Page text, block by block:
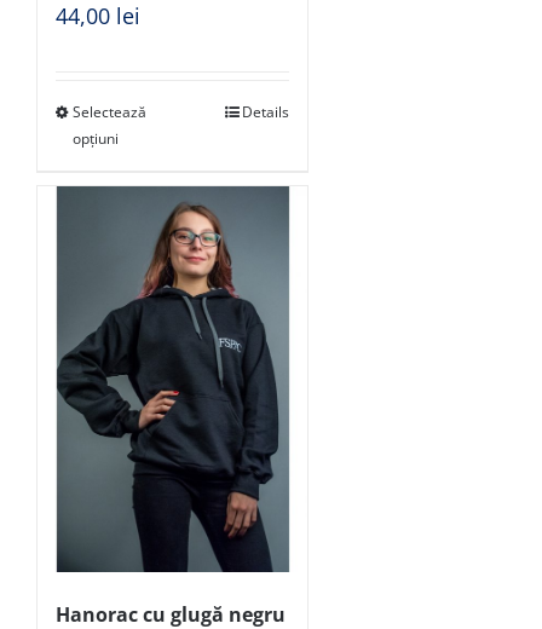
44,00 lei
Selectează
opțiuni
Details
Hanorac cu glugă negru